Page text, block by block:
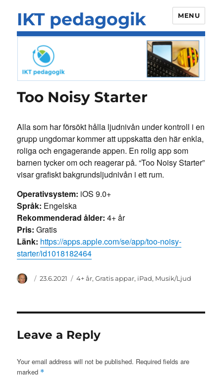
IKT pedagogik MENU
Too Noisy Starter
Alla som har försökt hålla ljudnivån under kontroll i en
grupp ungdomar kommer att uppskatta den här enkla,
roliga och engagerande appen. En rolig app som
barnen tycker om och reagerar på. “Too Noisy Starter”
visar grafiskt bakgrundsljudnivån i ett rum.
Operativsystem: iOS 9.0+
Språk: Engelska
Rekommenderad ålder: 4+ år
Pris: Gratis
Länk: https://apps.apple.com/se/app/too-noisy-
starter/id1018182464
Author
Posted
23.6.2021 Categories
4+ år,Gratis appar, iPad, Musik/Ljud
Leave a Reply
Your email address will not be published. Required fields are
marked *